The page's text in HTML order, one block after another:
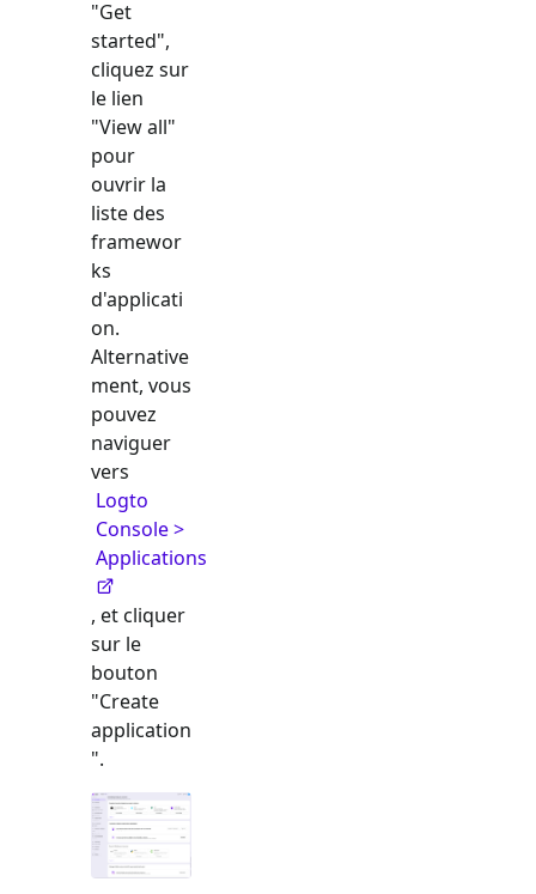
"Get
started",
cliquez sur
le lien
"View all"
pour
ouvrir la
liste des
framewor
ks
d'applicati
on.
Alternative
ment, vous
pouvez
naviguer
vers
Logto
Console >
Applications
, et cliquer
sur le
bouton
"Create
application
".